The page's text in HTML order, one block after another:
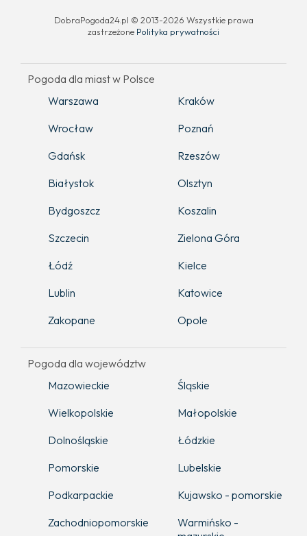
DobraPogoda24.pl © 2013-2026 Wszystkie prawa
zastrzeżone Polityka prywatności
Pogoda dla miast w Polsce
Warszawa
Kraków
Wrocław
Poznań
Gdańsk
Rzeszów
Białystok
Olsztyn
Bydgoszcz
Koszalin
Szczecin
Zielona Góra
Łódź
Kielce
Lublin
Katowice
Zakopane
Opole
Pogoda dla województw
Mazowieckie
Śląskie
Wielkopolskie
Małopolskie
Dolnośląskie
Łódzkie
Pomorskie
Lubelskie
Podkarpackie
Kujawsko - pomorskie
Zachodniopomorskie
Warmińsko -